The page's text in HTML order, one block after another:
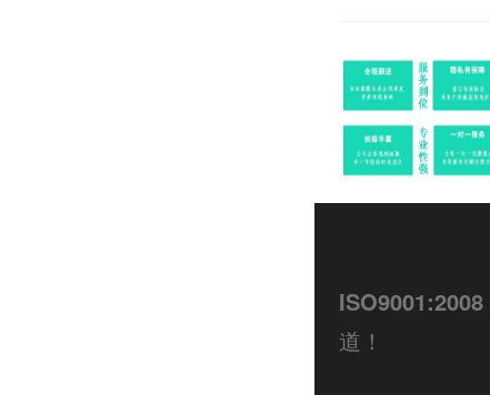
ISO9001:2008
道！